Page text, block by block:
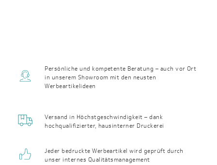
Persönliche und kompetente Beratung – auch vor Ort
in unserem Showroom mit den neusten
Werbeartikelideen
Versand in Höchst­geschwin­digkeit – dank
hochqualifizierter, haus­interner Druckerei
Jeder bedruckte Werbeartikel wird geprüft durch
unser internes Qualitäts­management